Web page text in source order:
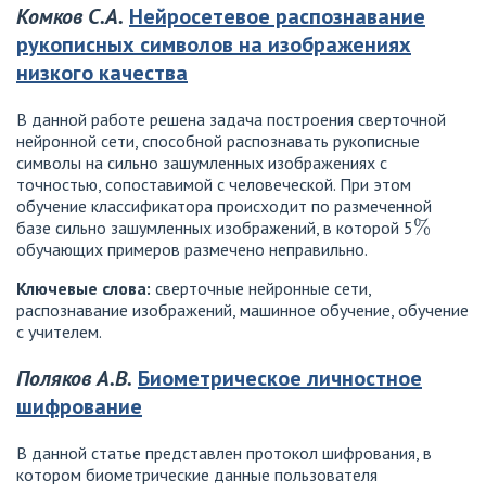
Комков С.А. Нейросетевое распознавание
рукописных символов на изображениях
низкого качества
В данной работе решена задача построения сверточной
нейронной сети, способной распознавать рукописные
символы на сильно зашумленных изображениях с
точностью, сопоставимой с человеческой. При этом
обучение классификатора происходит по размеченной
базе сильно зашумленных изображений, в которой 5
%
обучающих примеров размечено неправильно.
Ключевые слова: сверточные нейронные сети,
распознавание изображений, машинное обучение, обучение
с учителем.
Поляков А.В. Биометрическое личностное
шифрование
В данной статье представлен протокол шифрования, в
котором биометрические данные пользователя